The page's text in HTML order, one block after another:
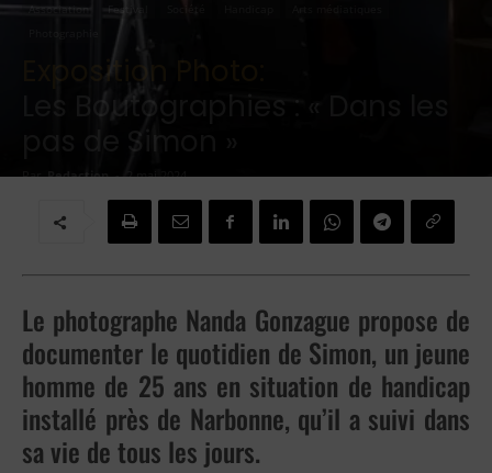
Association Festival
Exposition Photo:
Les Boutographies : « Dans les
pas de Simon »
Par Redaction - 2 mai 2024
Le photographe Nanda Gonzague propose de
documenter le quotidien de Simon, un jeune
homme de 25 ans en situation de handicap
installé près de Narbonne, qu’il a suivi dans
sa vie de tous les jours.